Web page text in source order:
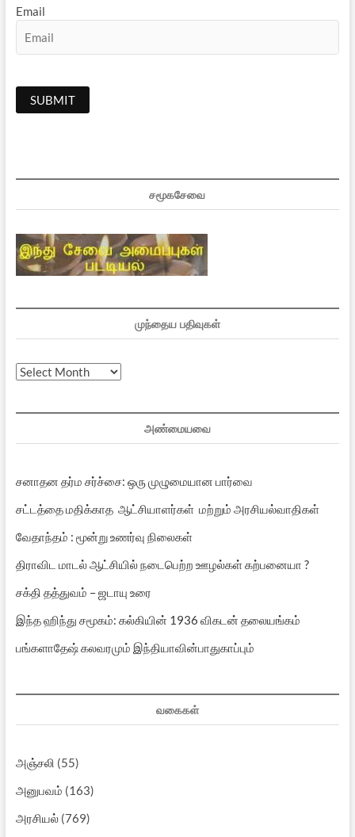
Email
சமூகசேவை
முந்தைய பதிவுகள்
முந்தைய
அண்மையவை
சனாதன தர்ம சர்ச்சை: ஒரு முழுமையான பார்வை
சட்டத்தை மதிக்காத ஆட்சியாளர்கள் மற்றும் அரசியல்வாதிகள்
வேதாந்தம் : மூன்று உணர்வு நிலைகள்
திராவிட மாடல் ஆட்சியில் நடைபெற்ற ஊழல்கள் கற்பனையா ?
சக்தி தத்துவம் – ஜடாயு உரை
இந்த ஹிந்து சமூகம்: கல்கியின் 1936 விகடன் தலையங்கம்
பங்களாதேஷ் கலவரமும் இந்தியாவின்பாதுகாப்பும்
வகைகள்
அஞ்சலி (55)
அனுபவம் (163)
அரசியல்(769)